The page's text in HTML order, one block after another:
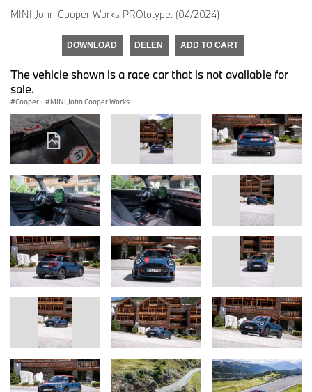
MINI John Cooper Works PROtotype. (04/2024)
DOWNLOAD DELEN ADD TO CART
The vehicle shown is a race car that is not available for
sale.
Cooper · MINI John Cooper Works